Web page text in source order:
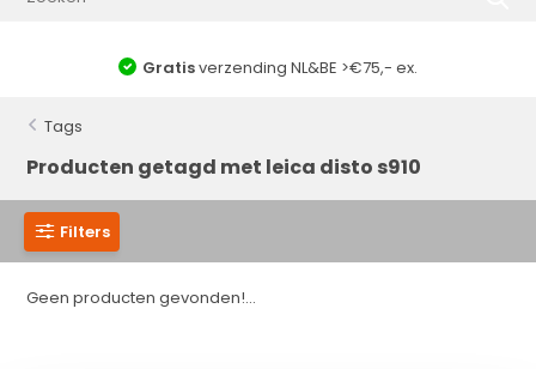
Gratisverzending NL&BE >€75,- ex.
Tags
Producten getagd met leica disto s910
Filters
Geen producten gevonden!...